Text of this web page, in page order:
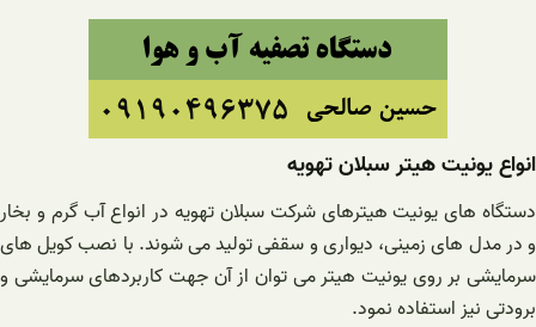
انواع یونیت هیتر سبلان تهویه
دستگاه های یونیت هیترهای شرکت سبلان تهویه در انواع آب گرم و بخار
و در مدل های زمینی، دیواری و سقفی تولید می شوند. با نصب کویل های
سرمایشی بر روی یونیت هیتر می توان از آن جهت کاربردهای سرمایشی و
برودتی نیز استفاده نمود.